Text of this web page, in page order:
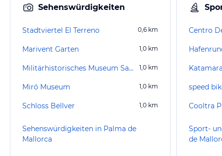
Sehenswürdigkeiten
Stadtviertel El Terreno 0,6 km
Marivent Garten 1,0 km
Militärhistorisches Museum San Carlos 1,0 km
Miró Museum 1,0 km
Schloss Bellver 1,0 km
Sehenswürdigkeiten in Palma de
Mallorca
speed
Sport-
de